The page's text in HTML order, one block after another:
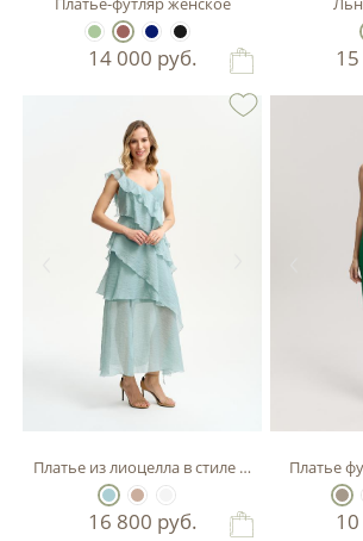
14 000 руб.
Платье из лиоцелла в стиле бохо
16 800 руб.
Платье